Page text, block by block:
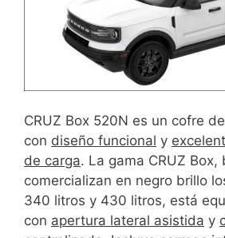
CRUZ Box 520N es un cofre
con diseño funcional y
de carga. La gama CRUZ Box,
comercializan en negro brillo
340 litros y 430 litros, está
con apertura lateral asistida y